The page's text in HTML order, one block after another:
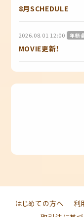
8月SCHEDULE
2026.08.01 12:00 年額
MOVIE更新！
はじめての方へ 利